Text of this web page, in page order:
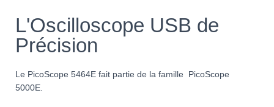
L'Oscilloscope USB de
Précision
Le PicoScope 5464E fait partie de la famille PicoScope
5000E.